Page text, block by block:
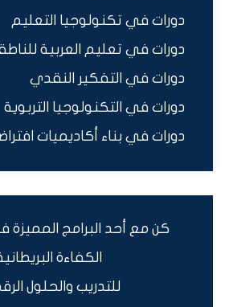
دورات في تكنولوجيا التعليم
دورات في تعليم العربية
دورات في التفكير النقدي
دورات في التكنولوجيا التربوية
دورات في بناء أكاديميات
كن مع أحد البرامج المميزة
الكفاءة
للتدريب والحلول